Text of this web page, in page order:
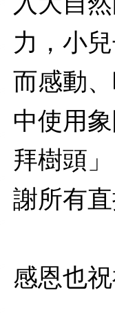
力，小
而感動
中使用
拜樹頭
謝所有
感恩也